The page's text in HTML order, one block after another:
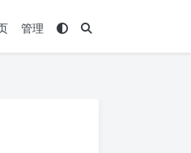
管理